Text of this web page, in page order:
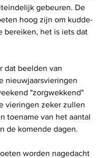
gebeuren. De
hoog zijn om kudde-
bereiken, het is iets dat
dat beelden van
nieuwjaarsvieringen
"zorgwekkend"
vieringen zeker zullen
toename van het aantal
de komende dagen.
worden nagedacht